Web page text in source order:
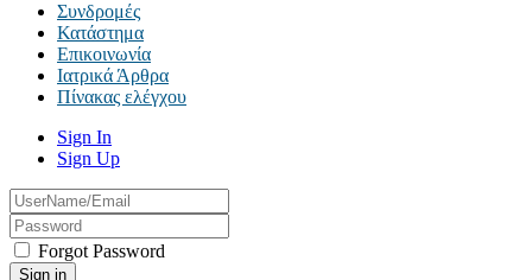
Συνδρομές
Κατάστημα
Επικοινωνία
Ιατρικά Άρθρα
Πίνακας ελέγχου
Sign In
Sign Up
Forgot Password